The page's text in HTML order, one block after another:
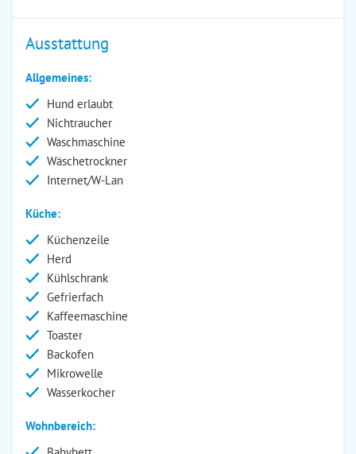
Ausstattung
Allgemeines:
Hund erlaubt
Nichtraucher
Waschmaschine
Wäschetrockner
Internet/W-Lan
Küche:
Küchenzeile
Herd
Kühlschrank
Gefrierfach
Kaffeemaschine
Toaster
Backofen
Mikrowelle
Wasserkocher
Wohnbereich: